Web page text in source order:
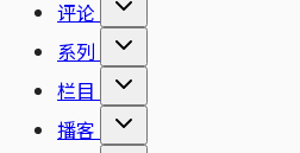
评论
系列
栏目
播客